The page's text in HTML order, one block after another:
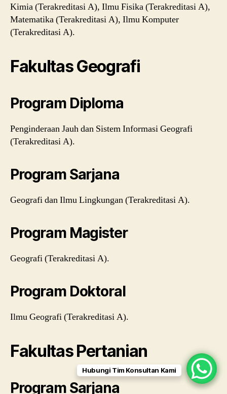
Kimia (Terakreditasi A), Ilmu Fisika (Terakreditasi A),
Matematika (Terakreditasi A), Ilmu Komputer
(Terakreditasi A).
Fakultas Geografi
Program Diploma
Penginderaan Jauh dan Sistem Informasi Geografi
(Terakreditasi A).
Program Sarjana
Geografi dan Ilmu Lingkungan (Terakreditasi A).
Program Magister
Geografi (Terakreditasi A).
Program Doktoral
Ilmu Geografi (Terakreditasi A).
Fakultas Pertanian
Program Sarjana
Hubungi Tim Konsultan Kami